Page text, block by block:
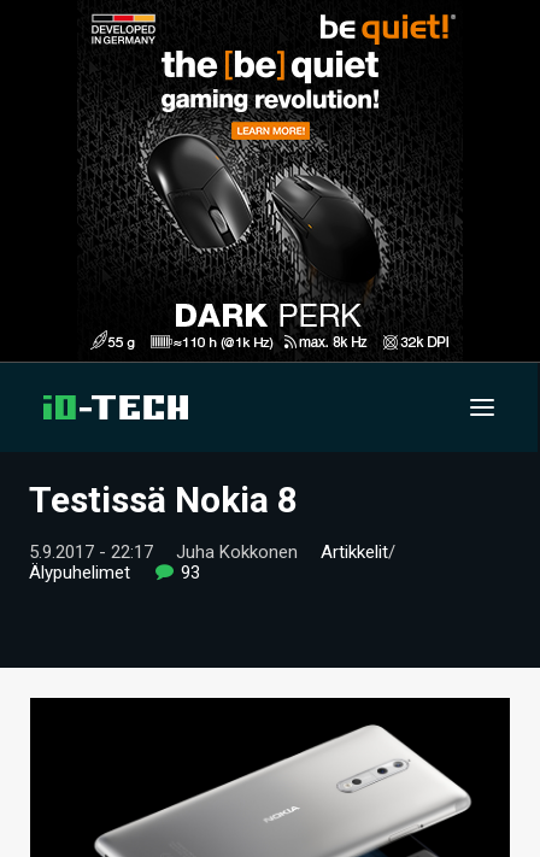
UUTISET
ARTIKKELIT
TECHBBS
Testissä Nokia 8
5.9.2017 - 22:17 Juha Kokkonen Artikkelit/
Älypuhelimet
93